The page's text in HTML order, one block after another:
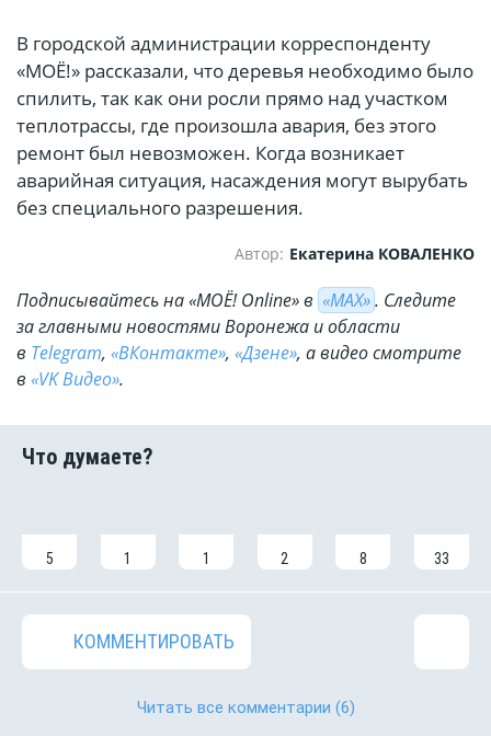
В городской администрации корреспонденту
«МОЁ!» рассказали, что деревья необходимо было
спилить, так как они росли прямо над участком
теплотрассы, где произошла авария, без этого
ремонт был невозможен. Когда возникает
аварийная ситуация, насаждения могут вырубать
без специального разрешения.
Автор: Екатерина КОВАЛЕНКО
Подписывайтесь на «МОЁ! Online» в «МАХ». Cледите
за главными новостями Воронежа и области
в Telegram, «ВКонтакте», «Дзене», а видео смотрите
в «VK Видео».
5 1 1 2 8 33
КОММЕНТИРОВАТЬ
Читать все комментарии (6)